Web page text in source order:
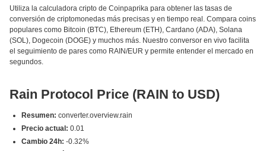
Utiliza la calculadora cripto de Coinpaprika para obtener las tasas de
conversión de criptomonedas más precisas y en tiempo real. Compara coins
populares como Bitcoin (BTC), Ethereum (ETH), Cardano (ADA), Solana
(SOL), Dogecoin (DOGE) y muchos más. Nuestro conversor en vivo facilita
el seguimiento de pares como RAIN/EUR y permite entender el mercado en
segundos.
Rain Protocol Price (RAIN to USD)
Resumen: converter.overview.rain
Precio actual: 0.01
Cambio 24h: -0.32%